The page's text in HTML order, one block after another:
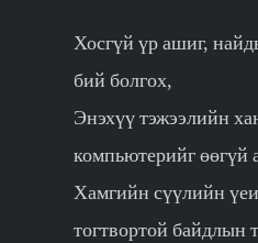
Хосгүй үр ашиг,
бий болгох,
Энэхүү тэжээлийн
компьютерийг өөгүй
Хамгийн сүүлийн
тогтвортой байдлын